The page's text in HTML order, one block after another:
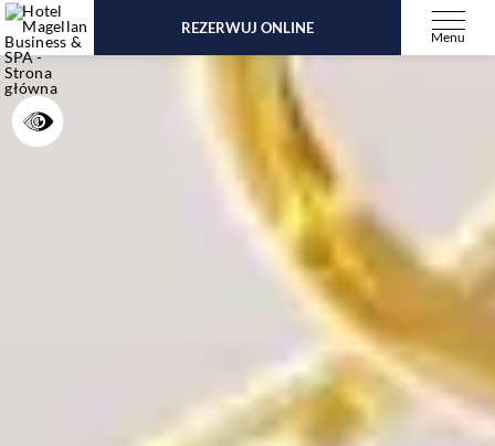
REZERWUJ ONLINE
Menu